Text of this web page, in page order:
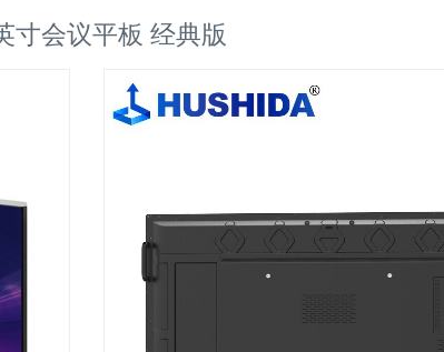
寸会议平板 经典版